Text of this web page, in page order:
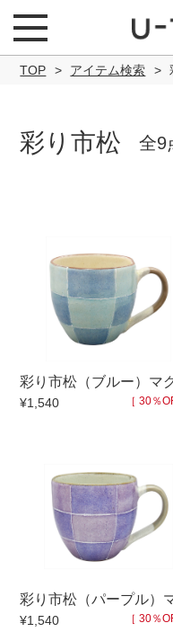
こだわり条件で絞り
キーワード
通常商品
50％OFF～
アイテム
カレー皿・パスタ皿
TOP アイテム検索
彩り市松 全9
彩り市松（ブルー）マ
¥1,540 ［ 30％
彩り市松（パープル）
¥1,540 ［ 30％